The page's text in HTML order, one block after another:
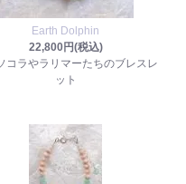
Earth Dolphin
22,800円(税込)
コラやラリマーたちのブレスレ
ット